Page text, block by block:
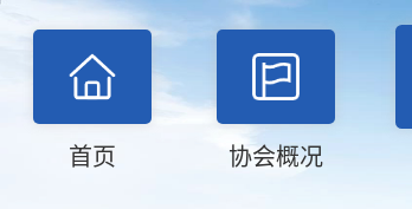
首页 协会概况